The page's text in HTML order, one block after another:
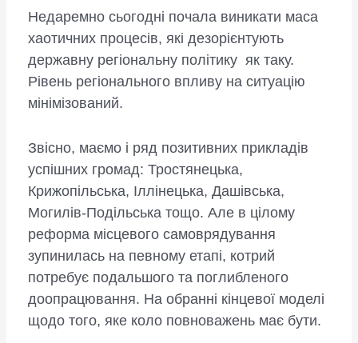
Недаремно сьогодні почала виникати маса
хаотичних процесів, які дезорієнтують
державну регіональну політику як таку.
Рівень регіонального впливу на ситуацію
мінімізований.
Звісно, маємо і ряд позитивних прикладів
успішних громад: Тростянецька,
Крижопільська, Іллінецька, Дашівська,
Могилів-Подільська тощо. Але в цілому
реформа місцевого самоврядування
зупинилась на певному етапі, котрий
потребує подальшого та поглибленого
доопрацювання. На обранні кінцевої моделі
щодо того, яке коло повноважень має бути.